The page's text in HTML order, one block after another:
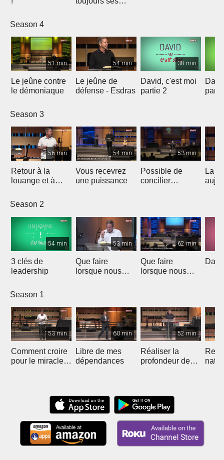
Season 4
51 min
Le jeûne contre
le démoniaque
54 min
Le jeûne de
défense - Esdras
38 min
David, c'est moi
partie 2
Season 3
56 min
Retour à la
louange et à
ouvrent les
portes des
prison
54 min
Vous recevrez
une puissance
53 min
Possible de
concilier
La
Season 2
54 min
3 clés de
leadership
53 min
Que faire
lorsque nous
62 min
Que faire
lorsque nous
Season 1
53 min
Comment croire
pour le miracle
60 min
Libre de mes
dépendances
52 min
Réaliser la
profondeur de